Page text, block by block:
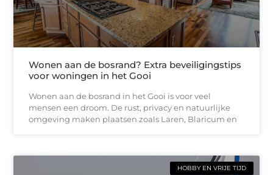
Wonen aan de bosrand? Extra beveiligingstips
voor woningen in het Gooi
Wonen aan de bosrand in het Gooi is voor veel
mensen een droom. De rust, privacy en natuurlijke
omgeving maken plaatsen zoals Laren, Blaricum en
HOBBY EN VRIJE TIJD